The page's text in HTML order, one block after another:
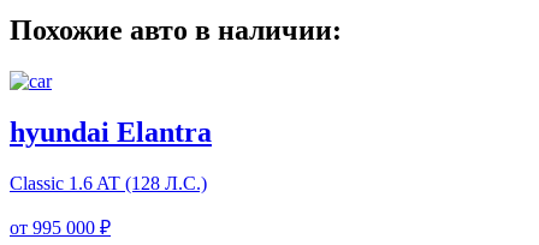
Похожие авто в наличии:
hyundai Elantra
Classic 1.6 AT (128 Л.С.)
от 995 000 ₽